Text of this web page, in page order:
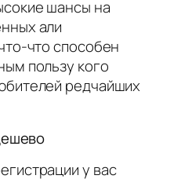
шансы на
али
что способен
пользу кого
редчайших
у вас